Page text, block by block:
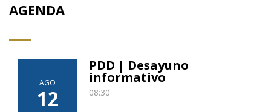
AGENDA
AGO
12
PDD | Desayuno
informativo
08:30